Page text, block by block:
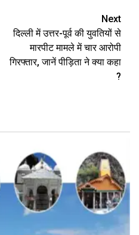
Next
दिल्ली में उत्तर-पूर्व की युवतियों से
मारपीट मामले में चार आरोपी
गिरफ्तार, जानें पीड़िता ने क्या कहा
?